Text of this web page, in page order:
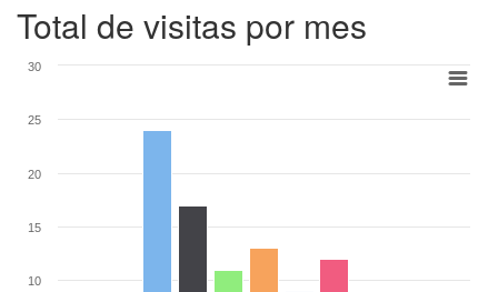
Total de visitas por mes
10
15
20
25
30